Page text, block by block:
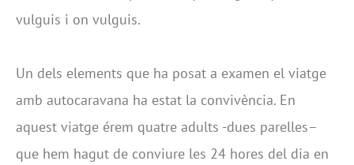
vulguis i on vulguis.
Un dels elements que ha posat a examen el viatge
amb autocaravana ha estat la convivència. En
aquest viatge érem quatre adults -dues parelles–
que hem hagut de conviure les 24 hores del dia en